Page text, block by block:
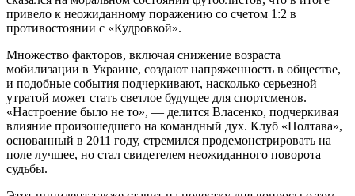
привело к неожиданному поражению со счетом 1:2 в
противостоянии с «Кудровкой».
Множество факторов, включая снижение возраста
мобилизации в Украине, создают напряженность в обществе,
и подобные события подчеркивают, насколько серьезной
утратой может стать светлое будущее для спортсменов.
«Настроение было не то», — делится Власенко, подчеркивая
влияние произошедшего на командный дух. Клуб «Полтава»,
основанный в 2011 году, стремился продемонстрировать на
поле лучшее, но стал свидетелем неожиданного поворота
судьбы.